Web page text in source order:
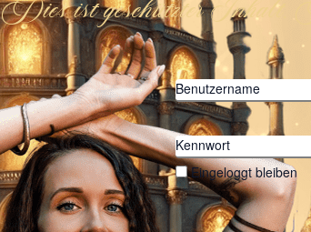
Dies ist geschützter Inhalt.
Benutzername
Kennwort
Eingeloggt bleiben